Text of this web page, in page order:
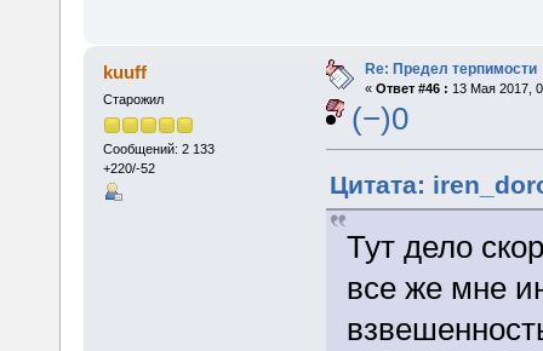
kuuff
Старожил
Сообщений: 2 133
+220/-52
Re: Предел терпимости
« Ответ #46 : 13 Мая 2017,
(−)0
Цитата:
Тут дело
все же мне